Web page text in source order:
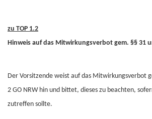
zu TOP 1.2
Hinweis auf das Mitwirkungsverbot gem. §§ 31
Der Vorsitzende weist auf das Mitwirkungsverbot
2 GO NRW hin und bittet, dieses zu beachten,
zutreffen sollte.